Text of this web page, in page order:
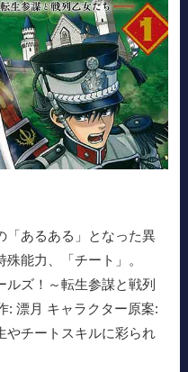
「あるある」となった異
能力、「チート」。
ズ！～転生参謀と戦列
: 漂月 キャラクター原案:
やチートスキルに彩られ